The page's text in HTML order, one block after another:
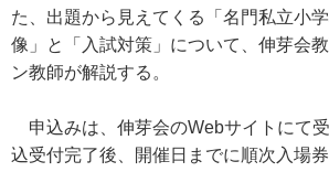
た、出題から見えてくる「名門私立小
像」と「入試対策」について、伸芽会
ン教師が解説する。
申込みは、伸芽会のWebサイトにて
込受付完了後、開催日までに順次入場券